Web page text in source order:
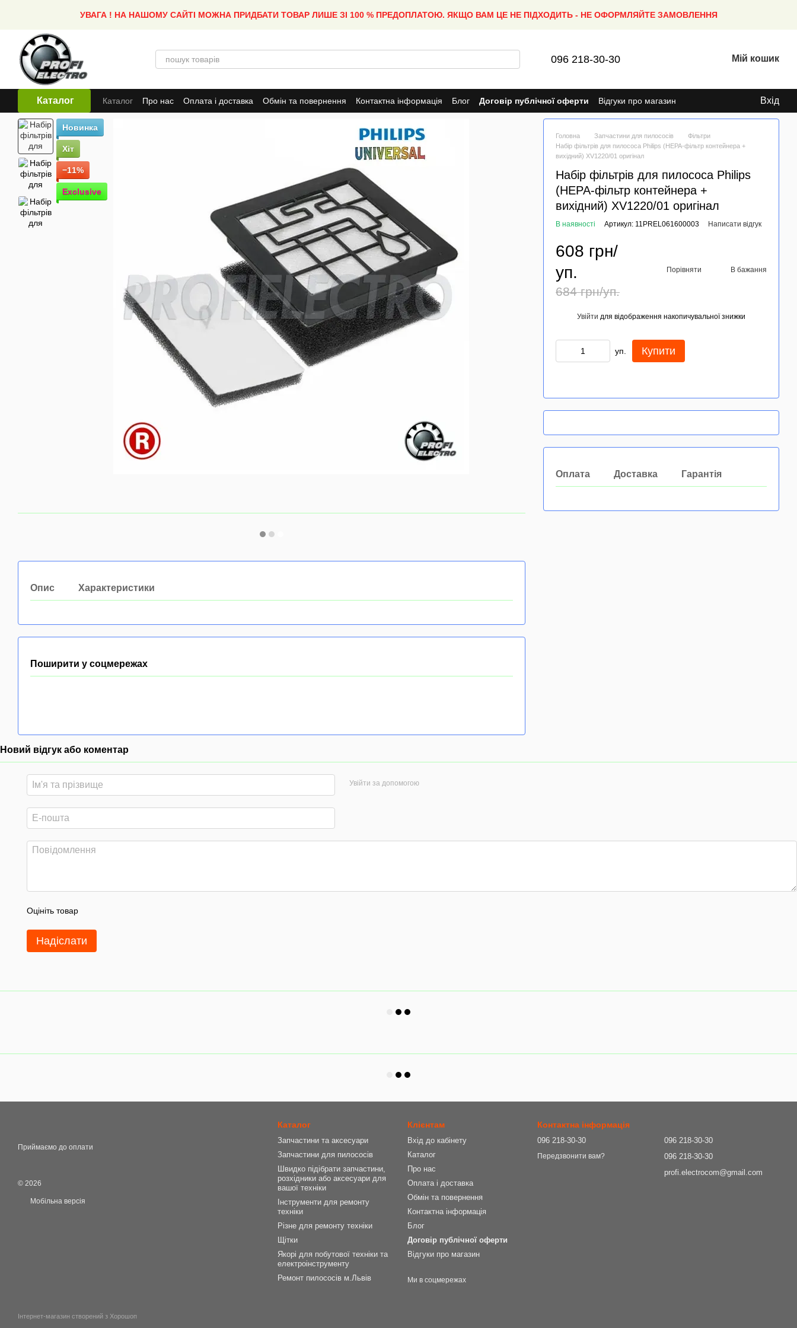
УВАГА ! НА НАШОМУ САЙТІ МОЖНА ПРИДБАТИ ТОВАР ЛИШЕ ЗІ 100 % ПРЕДОПЛАТОЮ. ЯКЩО ВАМ ЦЕ НЕ ПІДХОДИТЬ - НЕ ОФОРМЛЯЙТЕ ЗАМОВЛЕННЯ
096 218-30-30 Мій кошик
Каталог Каталог Про нас Оплата і доставка Обмін та повернення Контактна інформація Блог Договір публічної оферти Відгуки про магазин Вхід
Головна Запчастини для пилососів
Фільтри
Набір фільтрів для пилососа Philips (HEPA-фільтр контейнера +
вихідний) XV1220/01 оригінал
Набір фільтрів для пилососа Philips
(HEPA-фільтр контейнера +
вихідний) XV1220/01 оригінал
В наявності Артикул: 11PREL061600003 Написати відгук
608 грн/
уп.
684 грн/уп.
Порівняти В бажання
Увійти для відображення накопичувальної знижки
уп. Купити
Оплата Доставка Гарантія
Новинка
Хіт
−11%
Exclusive
Опис Характеристики
Поширити у соцмережах
Новий відгук або коментар
Увійти за допомогою
Оцініть товар
Надіслати
Приймаємо до оплати
© 2026
Мобільна версія
Інтернет-магазин створений з Хорошоп
Каталог
Запчастини та аксесуари
Запчастини для пилососів
Швидко підібрати запчастини,
розхідники або аксесуари для
вашої техніки
Інструменти для ремонту
техніки
Різне для ремонту техніки
Щітки
Якорі для побутової техніки та
електроінструменту
Ремонт пилососів м.Львів
Клієнтам
Вхід до кабінету
Каталог
Про нас
Оплата і доставка
Обмін та повернення
Контактна інформація
Блог
Договір публічної оферти
Відгуки про магазин
Ми в соцмережах
Контактна інформація
096 218-30-30
Передзвонити вам?
096 218-30-30
096 218-30-30
profi.electrocom@gmail.com